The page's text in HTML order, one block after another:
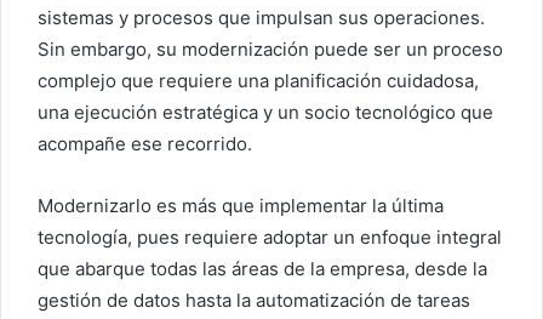
sistemas y procesos que impulsan sus operaciones.
Sin embargo, su modernización puede ser un proceso
complejo que requiere una planificación cuidadosa,
una ejecución estratégica y un socio tecnológico que
acompañe ese recorrido.
Modernizarlo es más que implementar la última
tecnología, pues requiere adoptar un enfoque integral
que abarque todas las áreas de la empresa, desde la
gestión de datos hasta la automatización de tareas